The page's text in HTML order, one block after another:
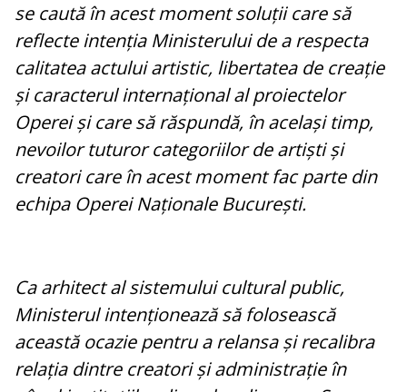
se caută în acest moment soluții care să
reflecte intenția Ministerului de a respecta
calitatea actului artistic, libertatea de creație
și caracterul internațional al proiectelor
Operei și care să răspundă, în același timp,
nevoilor tuturor categoriilor de artiști și
creatori care în acest moment fac parte din
echipa Operei Naționale București.
Ca arhitect al sistemului cultural public,
Ministerul intenționează să folosească
această ocazie pentru a relansa și recalibra
relația dintre creatori și administrație în